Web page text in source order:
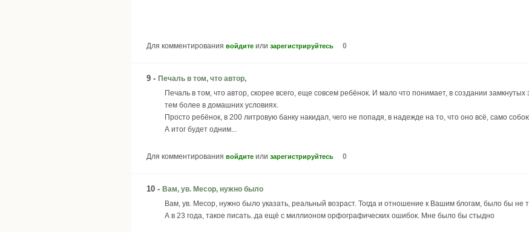
Для комментирования войдите или зарегистрируйтесь 0
9 - Печаль в том, что автор,
Печаль в том, что автор, скорее всего, еще совсем ребёнок. И мало что понимает, в создании
тем более в домашних условиях.
Просто ребёнок, в 200 литровую банку накидал, чего не попадя, в надежде на то, что оно всё, само
А итог будет одним...
Для комментирования войдите или зарегистрируйтесь 0
10 - Вам, ув. Месор, нужно было
Вам, ув. Месор, нужно было указать, реальный возраст. Тогда и отношение к Вашим блогам, было бы не
А в 23 года, такое писать..да ещё с миллионом орфографических ошибок. Мне было бы стыдно